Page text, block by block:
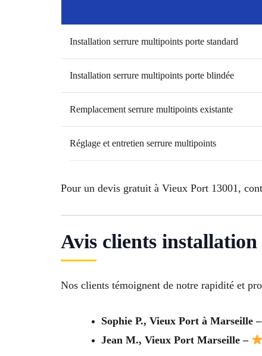
Installation serrure multipoints porte standard
Installation serrure multipoints porte blindée
Remplacement serrure multipoints existante
Réglage et entretien serrure multipoints
Pour un devis gratuit à Vieux Port 13001,
Avis clients
Nos clients témoignent de notre rapidité et
Sophie P., Vieux Port à Marseille –
Jean M., Vieux Port Marseille –